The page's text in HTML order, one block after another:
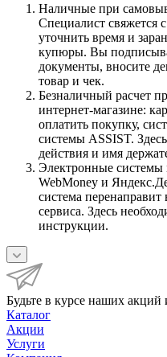
Наличные при
Специалист свяжется
уточнить время и
купюры. Вы
документы, вносите
товар и чек.
Безналичный расчет
интернет-магазине:
оплатить покупку,
системы ASSIST.
действия и имя
Электронные системы
WebMoney и
система
сервиса. Здесь
инструкции.
Будьте в курсе наших акций
Каталог
Акции
Услуги